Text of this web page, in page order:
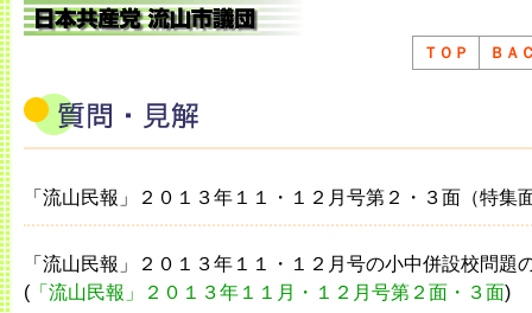
ＴＯＰ ＢＡ
「流山民報」２０１３年１１・１２月号第２・３面（特集
「流山民報」２０１３年１１・１２月号の小中併設校問題
( 「流山民報」２０１３年１１月・１２月号第２面・３面)